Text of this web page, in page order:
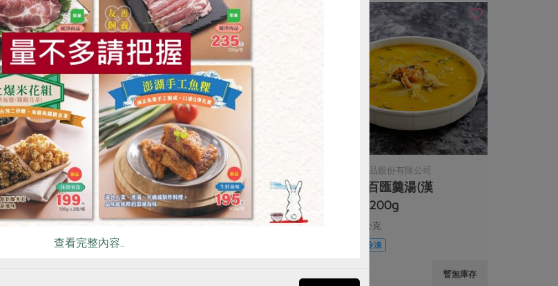
瑪諾蘭迦工作室
小披薩-夏威夷-300g/2入
300公克/2入
冷凍
鰻鄉企業社
蒲燒虱目魚肚-150g
漢典食品股份有限公司
南瓜百匯羹湯(漢
典)-1200g
1200公克
冷凍
暫無庫存
食譜 減硝酸鹽 雞蛋 食安 共同購買
查看完整內容..